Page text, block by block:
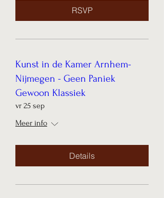
RSVP
Kunst in de Kamer Arnhem-
Nijmegen - Geen Paniek
Gewoon Klassiek
vr 25 sep
Meer info
Details